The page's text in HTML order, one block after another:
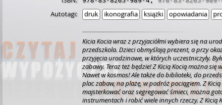
Autotagi: druk ikonografia książki opowiadania
Kicia Kocia wraz z przyjaciółmi wybiera się na
przedszkola. Dzieci obmyślają prezent, a przy
przyjęcia urodzinowe, w których uczestniczyły.
zabawy. Teraz też będzie! Z Kicią Kocią można się
Nawet w kosmos! Ale także do biblioteki, do
plac zabaw, na plażę, w podróż pociągiem. Z
majsterkować oraz segregować śmieci, można
instrumentach i robić wiele innych rzeczy. Z Kicią